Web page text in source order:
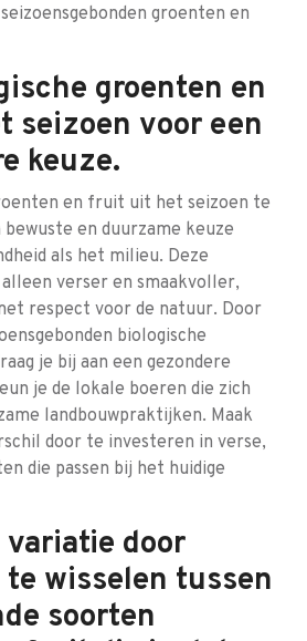
groenten en
groenten en
voor een
keuze.
en fruit uit het seizoen te
en duurzame keuze
als het milieu. Deze
verser en smaakvoller,
respect voor de natuur. Door
biologische
je bij aan een gezondere
je de lokale boeren die zich
landbouwpraktijken. Maak
door te investeren in verse,
die passen bij het huidige
variatie door
wisselen tussen
soorten